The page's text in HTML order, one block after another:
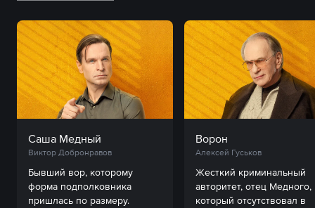
Саша Медный
Виктор Добронравов
Бывший вор, которому
форма подполковника
пришлась по размеру.
Ворон
Алексей Гуськов
Жесткий криминальный
авторитет, отец Медного,
который отсутствовал в